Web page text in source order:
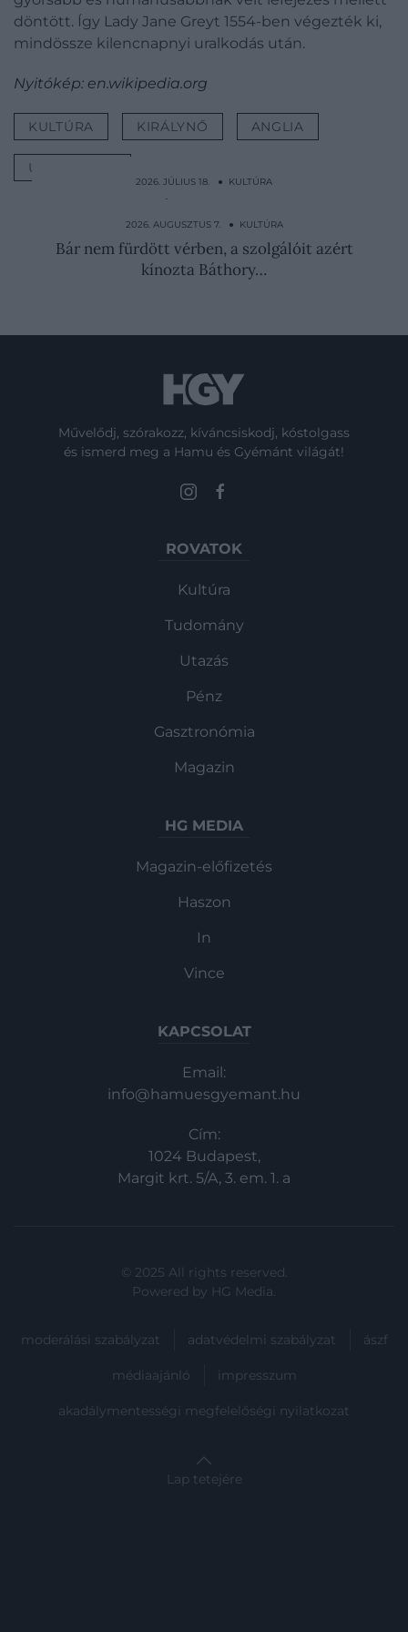
döntött. Így Lady Jane Greyt 1554-ben végezték ki,
mindössze kilencnapnyi uralkodás után.
Nyitókép: en.wikipedia.org
KULTÚRA KIRÁLYNŐ ANGLIA
URALKODÁS
2026. JÚLIUS 18. ● KULTÚRA
Koporsó sem járt nekik – ez történt VIII.
Henrik kivégzett…
2026. AUGUSZTUS 7. ● KULTÚRA
Bár nem fürdött vérben, a szolgálóit azért
kínozta Báthory…
Művelődj, szórakozz, kíváncsiskodj, kóstolgass
és ismerd meg a Hamu és Gyémánt világát!
ROVATOK
Kultúra
Tudomány
Utazás
Pénz
Gasztronómia
Magazin
HG MEDIA
Magazin-előfizetés
Haszon
In
Vince
KAPCSOLAT
Email:
info@hamuesgyemant.hu
Cím:
1024 Budapest,
Margit krt. 5/A, 3. em. 1. a
© 2025 All rights reserved.
Powered by HG Media.
moderálási szabályzat adatvédelmi szabályzat ászf
médiaajánló impresszum
akadálymentességi megfelelőségi nyilatkozat
Lap tetejére